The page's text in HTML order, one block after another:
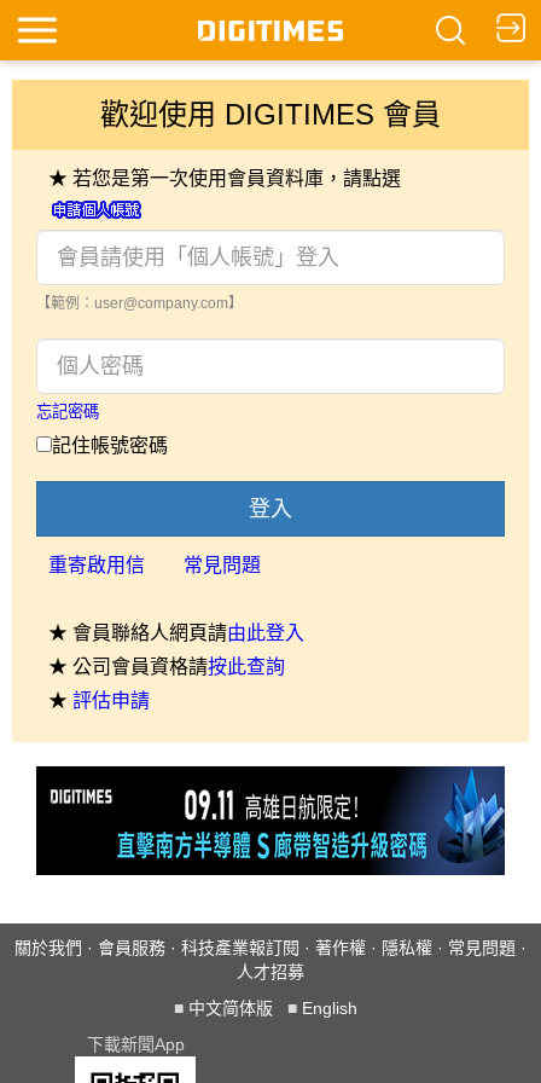
歡迎使用 DIGITIMES 會員
★ 若您是第一次使用會員資料庫，請點選
【範例：user@company.com】
忘記密碼
記住帳號密碼
登入
重寄啟用信 常見問題
★ 會員聯絡人網頁請由此登入
★ 公司會員資格請按此查詢
★ 評估申請
關於我們 · 會員服務 · 科技產業報訂閱 · 著作權 · 隱私權 · 常見問題 ·
人才招募
■ 中文简体版 ■ English
下載新聞App